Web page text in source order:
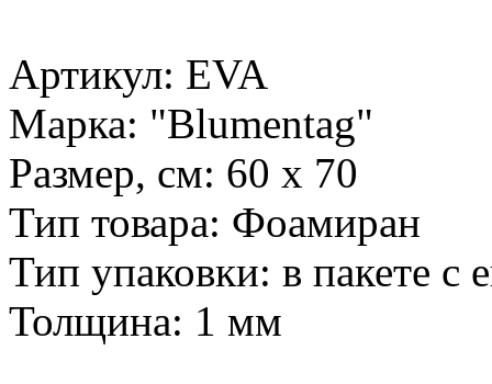
Артикул: EVA
Марка: "Blumentag"
Размер, см: 60 x 70
Тип товара: Фоамиран
Тип упаковки: в пакете с
Толщина: 1 мм